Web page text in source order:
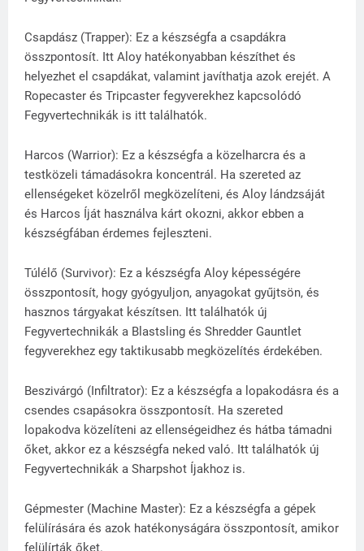
Csapdász (Trapper): Ez a készségfa a csapdákra
összpontosít. Itt Aloy hatékonyabban készíthet és
helyezhet el csapdákat, valamint javíthatja azok erejét. A
Ropecaster és Tripcaster fegyverekhez kapcsolódó
Fegyvertechnikák is itt találhatók.
Harcos (Warrior): Ez a készségfa a közelharcra és a
testközeli támadásokra koncentrál. Ha szereted az
ellenségeket közelről megközelíteni, és Aloy lándzsáját
és Harcos Íját használva kárt okozni, akkor ebben a
készségfában érdemes fejleszteni.
Túlélő (Survivor): Ez a készségfa Aloy képességére
összpontosít, hogy gyógyuljon, anyagokat gyűjtsön, és
hasznos tárgyakat készítsen. Itt találhatók új
Fegyvertechnikák a Blastsling és Shredder Gauntlet
fegyverekhez egy taktikusabb megközelítés érdekében.
Beszivárgó (Infiltrator): Ez a készségfa a lopakodásra és a
csendes csapásokra összpontosít. Ha szereted
lopakodva közelíteni az ellenségeidhez és hátba támadni
őket, akkor ez a készségfa neked való. Itt találhatók új
Fegyvertechnikák a Sharpshot Íjakhoz is.
Gépmester (Machine Master): Ez a készségfa a gépek
felülírására és azok hatékonyságára összpontosít, amikor
felülírták őket.